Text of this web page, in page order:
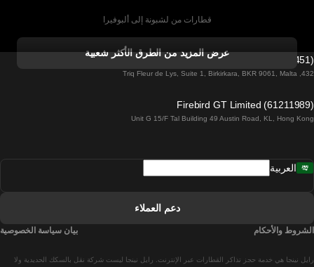
قطارات من لشبونة إلى ألبوفيرا
قطارات من ألبوفيرا إلى لشبونة
قطارات من لشبونة إلى لاغوس
قطارات من لشبونة إلى مدريد
عرض المزيد من الطرق الأكثر شعبية
Firebird GT Limited (OC 1451)
432, Triq Fleur de Lys, Suite 1, Birkirkara, BKR 9061, Malta
Firebird GT Limited (61211989)
Unit G 15/F Tal Building 49 Austin Road, KL, Hong Kong
رايل نينجا هي خدمة حجز تذاكر القطارات عبر الإنترنت. رايل نينجا ليست شركة نقل بالسكك الحديدية ولا
العربية
دعم العملاء
الشروط والأحكام بيان سياسة الخصوصية